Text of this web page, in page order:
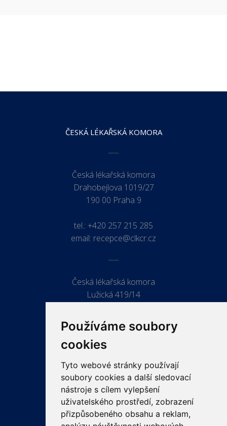
Používáme soubory
cookies
Tyto webové stránky používají
soubory cookies a další sledovací
nástroje s cílem vylepšení
uživatelského prostředí, zobrazení
přizpůsobeného obsahu a reklam,
ČESKÁ LÉKAŘSKÁ KOMORA
Česká lékařská komora
Drahobejlova 1019/27
190 00 Praha 9
tel.: +420 257 215 285
email: recepce@clkcr.cz
Česká lékařská komora
Lužická 419/14
ODKAZY
PRO LÉKAŘE
PRO VEŘEJNOST
VZDĚLÁVÁNÍ